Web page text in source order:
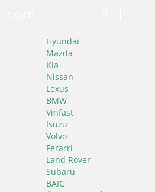
Hyundai
Mazda
Kia
Nissan
Lexus
BMW
Vinfast
Isuzu
Volvo
Ferarri
Land Rover
Subaru
BAIC